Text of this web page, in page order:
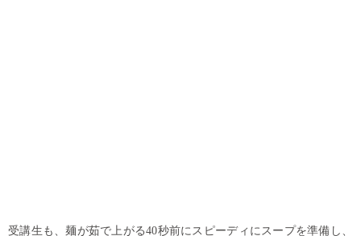
受講生も、麺が茹で上がる40秒前にスピーディにスープを準備し、